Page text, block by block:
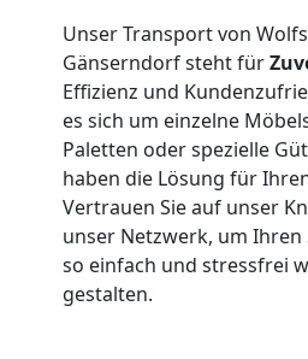
Unser Transport von
Gänserndorf steht für
Effizienz und
es sich um einzelne
Paletten oder spezielle
haben die Lösung für
Vertrauen Sie auf unser
unser Netzwerk, um
so einfach und stressfrei
gestalten.
Vereinsumzug
Wolfsberg
Anfrage